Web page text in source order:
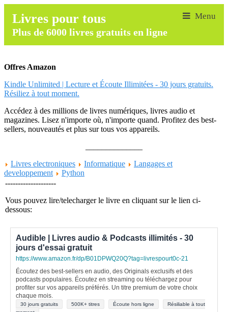
Livres pour tous
Plus de 6000 livres gratuits en ligne
Offres Amazon
Kindle Unlimited | Lecture et Écoute Illimitées - 30 jours gratuits.
Résiliez à tout moment.
Accédez à des millions de livres numériques, livres audio et
magazines. Lisez n'importe où, n'importe quand. Profitez des best-
sellers, nouveautés et plus sur tous vos appareils.
Livres electroniques
Informatique
Langages et
developpement
Python
--------------------
Vous pouvez lire/telecharger le livre en cliquant sur le lien ci-
dessous:
Audible | Livres audio & Podcasts illimités - 30
jours d'essai gratuit
https://www.amazon.fr/dp/B01DPWQ20Q?tag=livrespourt0c-21
Écoutez des best-sellers en audio, des Originals exclusifs et des
podcasts populaires. Écoutez en streaming ou téléchargez pour
profiter sur vos appareils préférés. Un titre premium de votre choix
chaque mois.
30 jours gratuits 500K+ titres Écoute hors ligne
Résiliable à tout